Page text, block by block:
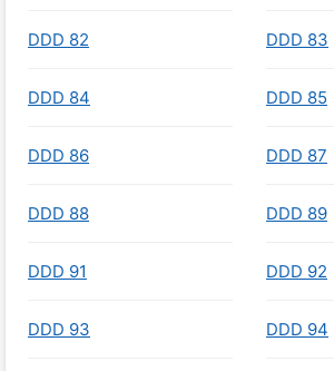
DDD 82 DDD 83
DDD 84 DDD 85
DDD 86 DDD 87
DDD 88 DDD 89
DDD 91 DDD 92
DDD 93 DDD 94